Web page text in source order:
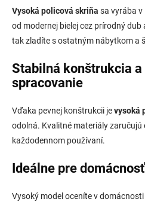
p
i
s
u
Vysoká policová skriňa sa vyrába
od modernej bielej cez prírodný
tak zladíte s ostatným nábytkom a
Stabilná konštrukcia
spracovanie
Vďaka pevnej konštrukcii jevysoká
odolná. Kvalitné materiály
každodennom používaní.
Ideálne pre
Vysoký model oceníte v